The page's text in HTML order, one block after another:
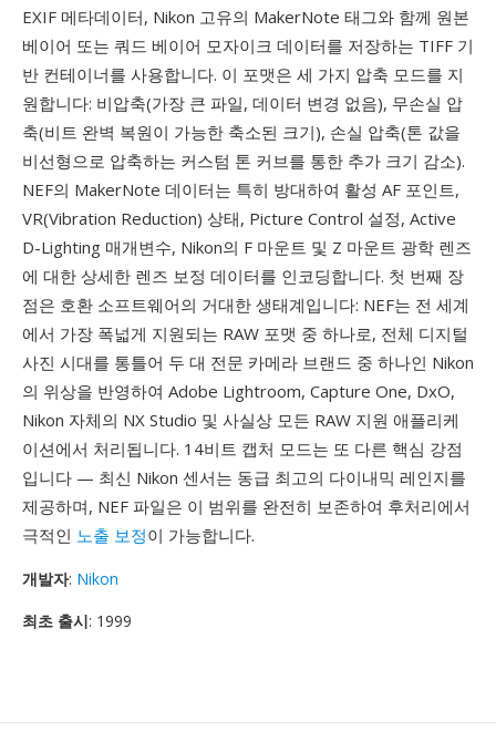
EXIF 메타데이터, Nikon 고유의 MakerNote 태그와 함께 원본
베이어 또는 쿼드 베이어 모자이크 데이터를 저장하는 TIFF 기
반 컨테이너를 사용합니다. 이 포맷은 세 가지 압축 모드를 지
원합니다: 비압축(가장 큰 파일, 데이터 변경 없음), 무손실 압
축(비트 완벽 복원이 가능한 축소된 크기), 손실 압축(톤 값을
비선형으로 압축하는 커스텀 톤 커브를 통한 추가 크기 감소).
NEF의 MakerNote 데이터는 특히 방대하여 활성 AF 포인트,
VR(Vibration Reduction) 상태, Picture Control 설정, Active
D-Lighting 매개변수, Nikon의 F 마운트 및 Z 마운트 광학 렌즈
에 대한 상세한 렌즈 보정 데이터를 인코딩합니다. 첫 번째 장
점은 호환 소프트웨어의 거대한 생태계입니다: NEF는 전 세계
에서 가장 폭넓게 지원되는 RAW 포맷 중 하나로, 전체 디지털
사진 시대를 통틀어 두 대 전문 카메라 브랜드 중 하나인 Nikon
의 위상을 반영하여 Adobe Lightroom, Capture One, DxO,
Nikon 자체의 NX Studio 및 사실상 모든 RAW 지원 애플리케
이션에서 처리됩니다. 14비트 캡처 모드는 또 다른 핵심 강점
입니다 — 최신 Nikon 센서는 동급 최고의 다이내믹 레인지를
제공하며, NEF 파일은 이 범위를 완전히 보존하여 후처리에서
극적인 노출 보정이 가능합니다.
개발자: Nikon
최초 출시: 1999